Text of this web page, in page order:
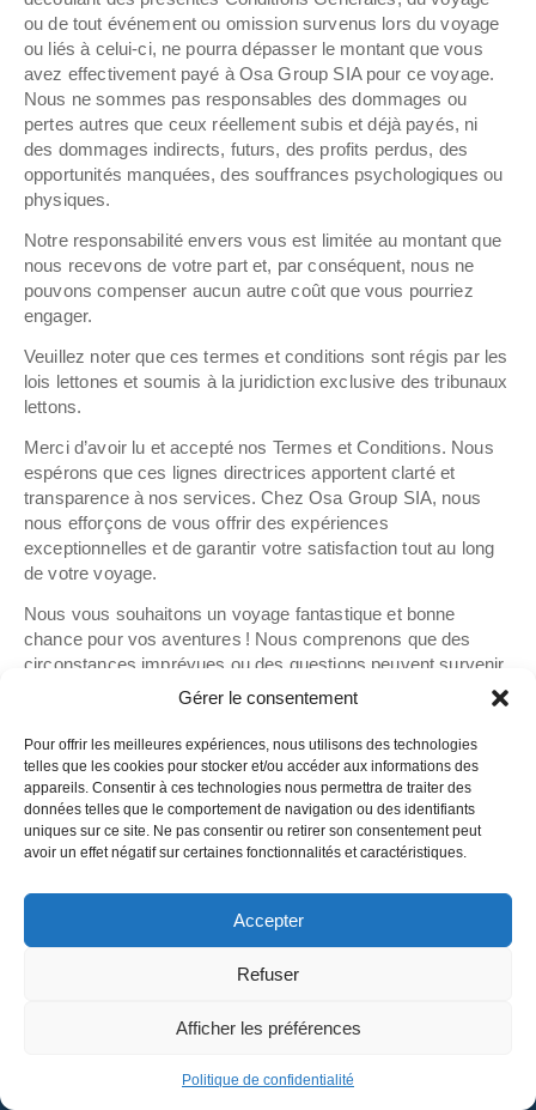
Gérer le consentement
Pour offrir les meilleures expériences, nous utilisons des technologies
telles que les cookies pour stocker et/ou accéder aux informations des
appareils. Consentir à ces technologies nous permettra de traiter des
données telles que le comportement de navigation ou des identifiants
uniques sur ce site. Ne pas consentir ou retirer son consentement peut
avoir un effet négatif sur certaines fonctionnalités et caractéristiques.
Accepter
Refuser
Afficher les préférences
Politique de confidentialité
ou de tout événement ou omission survenus lors du voyage
ou liés à celui-ci, ne pourra dépasser le montant que vous
avez effectivement payé à Osa Group SIA pour ce voyage.
Nous ne sommes pas responsables des dommages ou
pertes autres que ceux réellement subis et déjà payés, ni
des dommages indirects, futurs, des profits perdus, des
opportunités manquées, des souffrances psychologiques ou
physiques.
Notre responsabilité envers vous est limitée au montant que
nous recevons de votre part et, par conséquent, nous ne
pouvons compenser aucun autre coût que vous pourriez
engager.
Veuillez noter que ces termes et conditions sont régis par les
lois lettones et soumis à la juridiction exclusive des tribunaux
lettons.
Merci d’avoir lu et accepté nos Termes et Conditions. Nous
espérons que ces lignes directrices apportent clarté et
transparence à nos services. Chez Osa Group SIA, nous
nous efforçons de vous offrir des expériences
exceptionnelles et de garantir votre satisfaction tout au long
de votre voyage.
Nous vous souhaitons un voyage fantastique et bonne
chance pour vos aventures ! Nous comprenons que des
circonstances imprévues ou des questions peuvent survenir
lors de vos déplacements. Dans de tels cas, nous vous
sommes là pour vous aider et répondre à vos
préoccupations.
Encore une fois, nous vous adressons nos vœux les plus
chaleureux pour un voyage mémorable et agréable. Bon
voyage !
Cordialement,
Remplissez le formulaire et